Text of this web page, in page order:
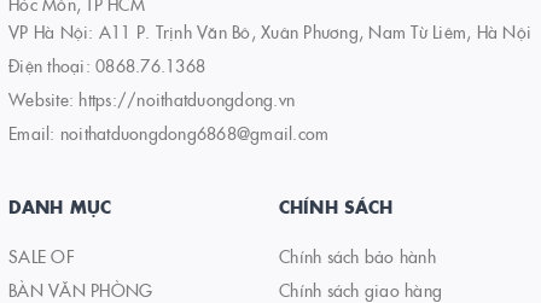
VP Hà Nội: A11 P. Trịnh Văn Bô, Xuân Phương, Nam Từ Liêm, Hà Nội
Điện thoại: 0868.76.1368
Website: https://noithatduongdong.vn
Email: noithatduongdong6868@gmail.com
DANH MỤC
SALE OF
BÀN VĂN PHÒNG
CHÍNH SÁCH
Chính sách bảo hành
Chính sách giao hàng